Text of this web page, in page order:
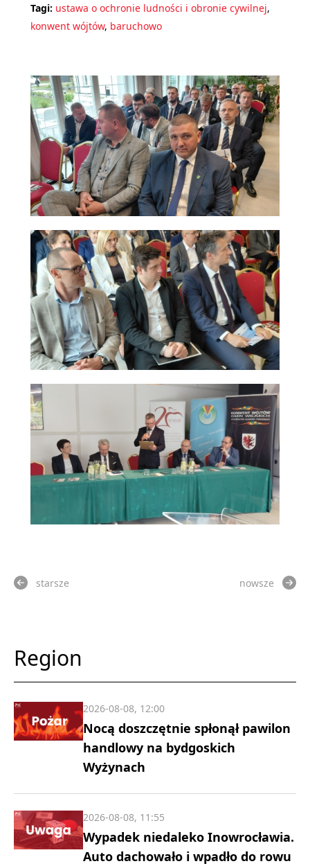
Tagi: ustawa o ochronie ludności i obronie cywilnej,
konwent wójtów, baruchowo
starsze nowsze
Region
Nocą doszczętnie spłonął pawilon
handlowy na bydgoskich
Wyżynach
2026-08-08, 12:00
Wypadek niedaleko Inowrocławia.
Auto dachowało i wpadło do rowu
2026-08-08, 11:55